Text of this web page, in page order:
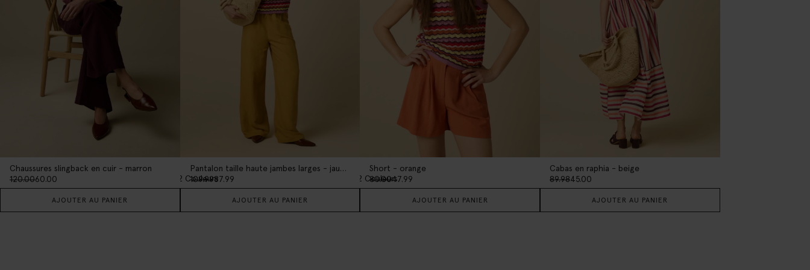
Chaussures slingback en cuir - marron
120.0060.00
AJOUTER AU PANIER
Pantalon taille haute jambes larges - jaune foncé
109.9987.99
2 Couleurs
AJOUTER AU PANIER
Short - orange
80.0047.99
2 Couleurs
AJOUTER AU PANIER
Cabas en raphia - beige
89.9845.00
AJOUTER AU PANIER